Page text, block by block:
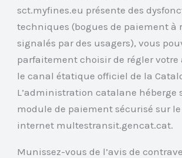
sct.myfines.eu présente des
techniques (bogues de paiement à
signalés par des usagers), vous
parfaitement choisir de régler votre
le canal étatique officiel de la
L’administration catalane héberge
module de paiement sécurisé sur
internet multestransit.gencat.cat.
Munissez-vous de l’avis de